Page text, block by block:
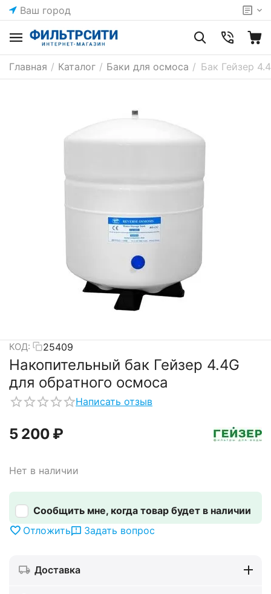
Ваш город
Главная / Каталог / Баки для осмоса / Бак Гейзер
КОД: 25409
Накопительный бак Гейзер 4.4G
для обратного осмоса
Написать отзыв
5 200 ₽
Нет в наличии
Сообщить мне, когда товар будет в наличии
Отложить
Задать вопрос
Доставка